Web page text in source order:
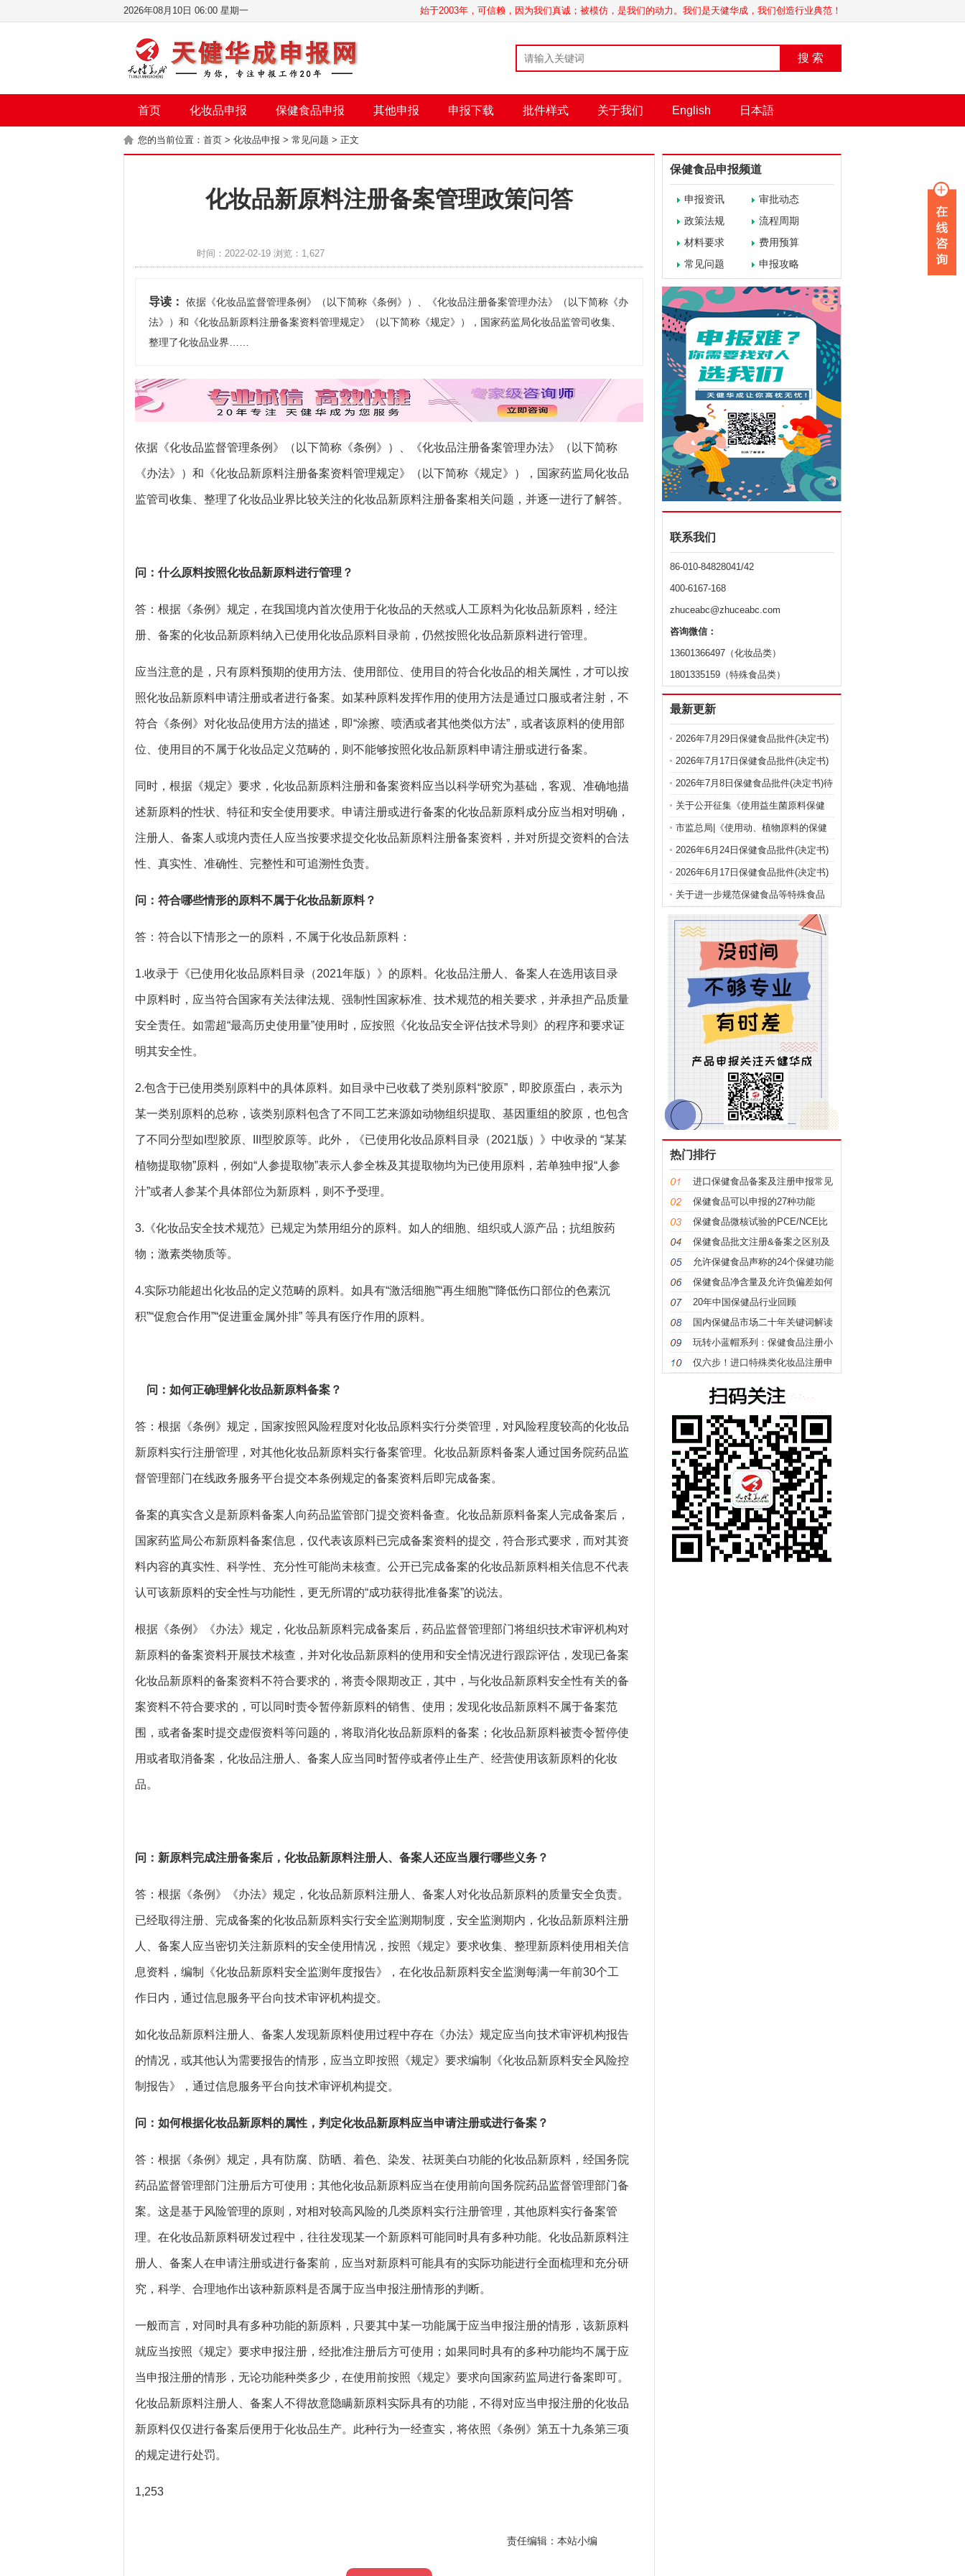
始于2003年，可信赖，因为我们真诚；被模仿，是我们的动力。我们是天健华成，我们创造行业典范！
2026年08月10日 06:00 星期一
搜 索
首页 化妆品申报 保健食品申报 其他申报 申报下载 批件样式 关于我们 English 日本語
您的当前位置： 首页 > 化妆品申报 > 常见问题 > 正文
化妆品新原料注册备案管理政策问答
时间：2022-02-19 浏览：1,627
导读：
依据《化妆品监督管理条例》（以下简称《条例》）、《化妆品注册备案管理办法》（以下简称《办
法》）和《化妆品新原料注册备案资料管理规定》（以下简称《规定》），国家药监局化妆品监管司收集、
整理了化妆品业界……
依据《化妆品监督管理条例》（以下简称《条例》）、《化妆品注册备案管理办法》（以下简称
《办法》）和《化妆品新原料注册备案资料管理规定》（以下简称《规定》），国家药监局化妆品
监管司收集、整理了化妆品业界比较关注的化妆品新原料注册备案相关问题，并逐一进行了解答。
问：什么原料按照化妆品新原料进行管理？
答：根据《条例》规定，在我国境内首次使用于化妆品的天然或人工原料为化妆品新原料，经注
册、备案的化妆品新原料纳入已使用化妆品原料目录前，仍然按照化妆品新原料进行管理。
应当注意的是，只有原料预期的使用方法、使用部位、使用目的符合化妆品的相关属性，才可以按
照化妆品新原料申请注册或者进行备案。如某种原料发挥作用的使用方法是通过口服或者注射，不
符合《条例》对化妆品使用方法的描述，即“涂擦、喷洒或者其他类似方法”，或者该原料的使用部
位、使用目的不属于化妆品定义范畴的，则不能够按照化妆品新原料申请注册或进行备案。
同时，根据《规定》要求，化妆品新原料注册和备案资料应当以科学研究为基础，客观、准确地描
述新原料的性状、特征和安全使用要求。申请注册或进行备案的化妆品新原料成分应当相对明确，
注册人、备案人或境内责任人应当按要求提交化妆品新原料注册备案资料，并对所提交资料的合法
性、真实性、准确性、完整性和可追溯性负责。
问：符合哪些情形的原料不属于化妆品新原料？
答：符合以下情形之一的原料，不属于化妆品新原料：
1.收录于《已使用化妆品原料目录（2021年版）》的原料。化妆品注册人、备案人在选用该目录
中原料时，应当符合国家有关法律法规、强制性国家标准、技术规范的相关要求，并承担产品质量
安全责任。如需超“最高历史使用量”使用时，应按照《化妆品安全评估技术导则》的程序和要求证
明其安全性。
2.包含于已使用类别原料中的具体原料。如目录中已收载了类别原料“胶原”，即胶原蛋白，表示为
某一类别原料的总称，该类别原料包含了不同工艺来源如动物组织提取、基因重组的胶原，也包含
了不同分型如I型胶原、III型胶原等。此外，《已使用化妆品原料目录（2021版）》中收录的 “某某
植物提取物”原料，例如“人参提取物”表示人参全株及其提取物均为已使用原料，若单独申报“人参
汁”或者人参某个具体部位为新原料，则不予受理。
3.《化妆品安全技术规范》已规定为禁用组分的原料。如人的细胞、组织或人源产品；抗组胺药
物；激素类物质等。
4.实际功能超出化妆品的定义范畴的原料。如具有“激活细胞”“再生细胞”“降低伤口部位的色素沉
积”“促愈合作用”“促进重金属外排” 等具有医疗作用的原料。
问：如何正确理解化妆品新原料备案？
答：根据《条例》规定，国家按照风险程度对化妆品原料实行分类管理，对风险程度较高的化妆品
新原料实行注册管理，对其他化妆品新原料实行备案管理。化妆品新原料备案人通过国务院药品监
督管理部门在线政务服务平台提交本条例规定的备案资料后即完成备案。
备案的真实含义是新原料备案人向药品监管部门提交资料备查。化妆品新原料备案人完成备案后，
国家药监局公布新原料备案信息，仅代表该原料已完成备案资料的提交，符合形式要求，而对其资
料内容的真实性、科学性、充分性可能尚未核查。公开已完成备案的化妆品新原料相关信息不代表
认可该新原料的安全性与功能性，更无所谓的“成功获得批准备案”的说法。
根据《条例》《办法》规定，化妆品新原料完成备案后，药品监督管理部门将组织技术审评机构对
新原料的备案资料开展技术核查，并对化妆品新原料的使用和安全情况进行跟踪评估，发现已备案
化妆品新原料的备案资料不符合要求的，将责令限期改正，其中，与化妆品新原料安全性有关的备
案资料不符合要求的，可以同时责令暂停新原料的销售、使用；发现化妆品新原料不属于备案范
围，或者备案时提交虚假资料等问题的，将取消化妆品新原料的备案；化妆品新原料被责令暂停使
用或者取消备案，化妆品注册人、备案人应当同时暂停或者停止生产、经营使用该新原料的化妆
品。
问：新原料完成注册备案后，化妆品新原料注册人、备案人还应当履行哪些义务？
答：根据《条例》《办法》规定，化妆品新原料注册人、备案人对化妆品新原料的质量安全负责。
已经取得注册、完成备案的化妆品新原料实行安全监测期制度，安全监测期内，化妆品新原料注册
人、备案人应当密切关注新原料的安全使用情况，按照《规定》要求收集、整理新原料使用相关信
息资料，编制《化妆品新原料安全监测年度报告》，在化妆品新原料安全监测每满一年前30个工
作日内，通过信息服务平台向技术审评机构提交。
如化妆品新原料注册人、备案人发现新原料使用过程中存在《办法》规定应当向技术审评机构报告
的情况，或其他认为需要报告的情形，应当立即按照《规定》要求编制《化妆品新原料安全风险控
制报告》，通过信息服务平台向技术审评机构提交。
问：如何根据化妆品新原料的属性，判定化妆品新原料应当申请注册或进行备案？
答：根据《条例》规定，具有防腐、防晒、着色、染发、祛斑美白功能的化妆品新原料，经国务院
药品监督管理部门注册后方可使用；其他化妆品新原料应当在使用前向国务院药品监督管理部门备
案。这是基于风险管理的原则，对相对较高风险的几类原料实行注册管理，其他原料实行备案管
理。在化妆品新原料研发过程中，往往发现某一个新原料可能同时具有多种功能。化妆品新原料注
册人、备案人在申请注册或进行备案前，应当对新原料可能具有的实际功能进行全面梳理和充分研
究，科学、合理地作出该种新原料是否属于应当申报注册情形的判断。
一般而言，对同时具有多种功能的新原料，只要其中某一功能属于应当申报注册的情形，该新原料
就应当按照《规定》要求申报注册，经批准注册后方可使用；如果同时具有的多种功能均不属于应
当申报注册的情形，无论功能种类多少，在使用前按照《规定》要求向国家药监局进行备案即可。
化妆品新原料注册人、备案人不得故意隐瞒新原料实际具有的功能，不得对应当申报注册的化妆品
新原料仅仅进行备案后便用于化妆品生产。此种行为一经查实，将依照《条例》第五十九条第三项
的规定进行处罚。
1,253
责任编辑：本站小编
保健食品申报频道
申报资讯
审批动态
政策法规
流程周期
材料要求
费用预算
常见问题
申报攻略
联系我们
86-010-84828041/42
400-6167-168
zhuceabc@zhuceabc.com
咨询微信：
13601366497（化妆品类）
1801335159（特殊食品类）
最新更新
2026年7月29日保健食品批件(决定书)
待领取信息
2026年7月17日保健食品批件(决定书)
待领取信息
2026年7月8日保健食品批件(决定书)待
领取信息
关于公开征集《使用益生菌原料保健
食品注册备案申报规定（征求意见
稿）》 意见建议的公告
市监总局|《使用动、植物原料的保健
食品注册申报管理规定（征求意见
稿）》公开征集意见建议
2026年6月24日保健食品批件(决定书)
待领取信息
2026年6月17日保健食品批件(决定书)
待领取信息
关于进一步规范保健食品等特殊食品
注册申报的公告
热门排行
进口保健食品备案及注册申报常见
问题科普
保健食品可以申报的27种功能
保健食品微核试验的PCE/NCE比
值是什么意思及如何计算？
保健食品批文注册&备案之区别及
申报要点
允许保健食品声称的24个保健功能
（2022年版）
保健食品净含量及允许负偏差如何
确定？
20年中国保健品行业回顾
国内保健品市场二十年关键词解读
玩转小蓝帽系列：保健食品注册小
讲堂（1）保健食品识别篇
仅六步！进口特殊类化妆品注册申